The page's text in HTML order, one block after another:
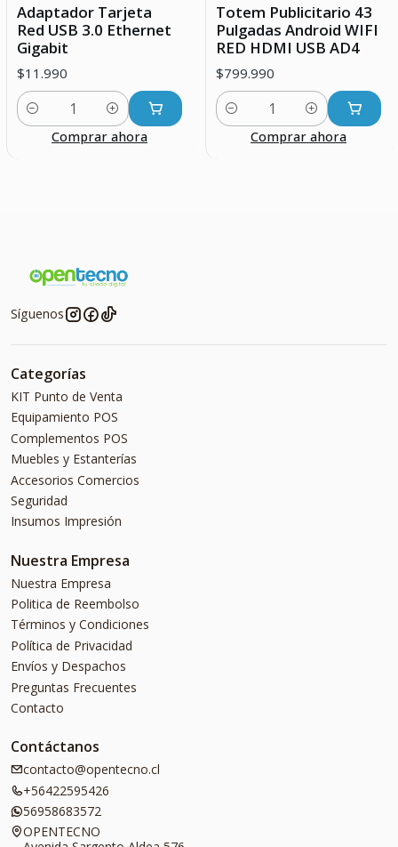
Adaptador Tarjeta
Red USB 3.0 Ethernet
Gigabit
$11.990
Cantidad
Comprar ahora
Totem Publicitario 43
Pulgadas Android WIFI
RED HDMI USB AD4
$799.990
Cantidad
Comprar ahora
Síguenos
Categorías
KIT Punto de Venta
Equipamiento POS
Complementos POS
Muebles y Estanterías
Accesorios Comercios
Seguridad
Insumos Impresión
Nuestra Empresa
Nuestra Empresa
Politica de Reembolso
Términos y Condiciones
Política de Privacidad
Envíos y Despachos
Preguntas Frecuentes
Contacto
Contáctanos
contacto@opentecno.cl
+56422595426
56958683572
OPENTECNO